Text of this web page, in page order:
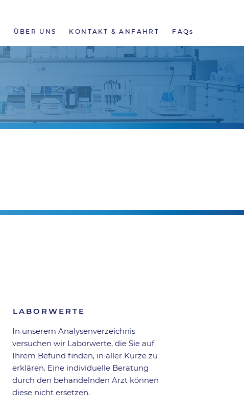
ÜBER UNS KONTAKT & ANFAHRT FAQs
LABORWERTE
In unserem Analysen­verzeichnis
versuchen wir Laborwerte, die Sie auf
Ihrem Befund finden, in aller Kürze zu
erklären. Eine individuelle Beratung
durch den behandelnden Arzt können
diese nicht ersetzen.